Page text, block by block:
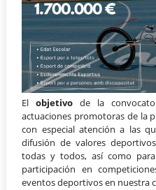
Elobjetivo de la
actuaciones promotoras de la
con especial atención a las
difusión de valores
todas y todos, así como
participación en
eventos deportivos en nuestra